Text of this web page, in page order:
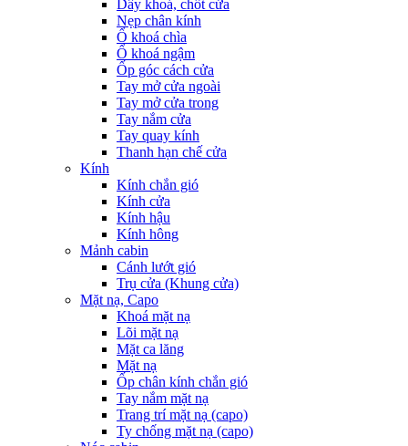
Dây khoá, chốt cửa
Nẹp chân kính
Ổ khoá chìa
Ổ khoá ngậm
Ốp góc cách cửa
Tay mở cửa ngoài
Tay mở cửa trong
Tay nắm cửa
Tay quay kính
Thanh hạn chế cửa
Kính
Kính chắn gió
Kính cửa
Kính hậu
Kính hông
Mảnh cabin
Cánh lướt gió
Trụ cửa (Khung cửa)
Mặt nạ, Capo
Khoá mặt nạ
Lõi mặt nạ
Mặt ca lăng
Mặt nạ
Ốp chân kính chắn gió
Tay nắm mặt nạ
Trang trí mặt nạ (capo)
Ty chống mặt nạ (capo)